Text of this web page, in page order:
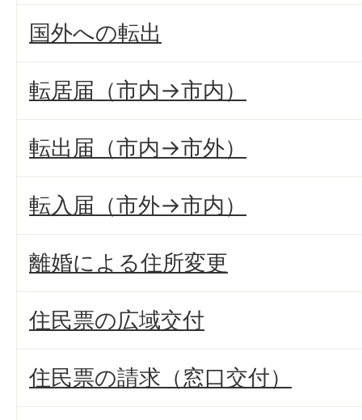
国外への転出
転居届（市内→市内）
転出届（市内→市外）
転入届（市外→市内）
離婚による住所変更
住民票の広域交付
住民票の請求（窓口交付）